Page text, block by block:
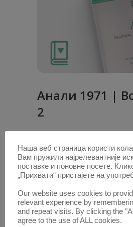
Анaли 1971 |
2
ОД СРЕДЊОВЕКОВНОГ
САВРЕМЕНОГ LEX
1. ОКТ. 2020.
Наша веб страница користи
Вам пружили најрелевантније
поставке и поновне посете.
„Прихвати“ пристајете на
Our website uses cookies to
relevant experience by
and repeat visits. By clicking the
agree to the use of ALL cookies.